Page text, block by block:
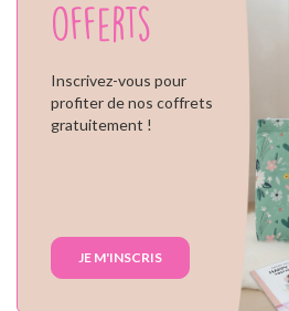
offerts
Inscrivez-vous pour
profiter de nos coffrets
gratuitement !
JE M'INSCRIS